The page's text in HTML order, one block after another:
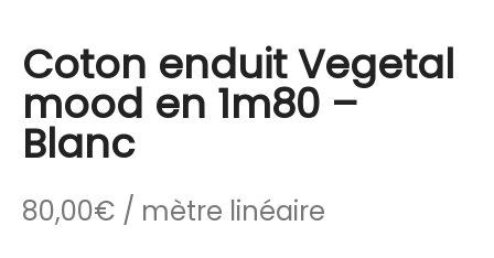
Coton enduit Vegetal
mood en 1m80 –
Blanc
80,00€ / mètre linéaire